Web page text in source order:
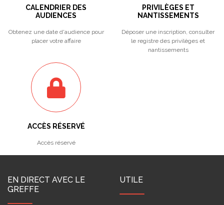
CALENDRIER DES
AUDIENCES
Obtenez une date d'audience pour
placer votre affaire
PRIVILÈGES ET
NANTISSEMENTS
Déposer une inscription, consulter
le registre des privilèges et
nantissements
ACCÈS RÉSERVÉ
Accès réservé
EN DIRECT AVEC LE
GREFFE
UTILE